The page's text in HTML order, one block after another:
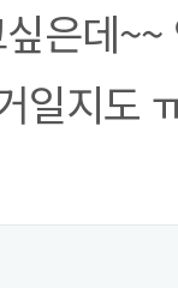
은데
일지도